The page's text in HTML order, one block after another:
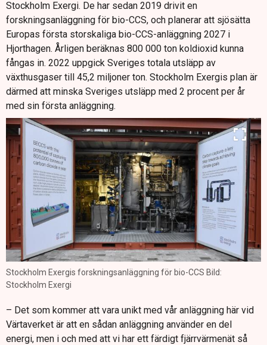
Stockholm Exergi. De har sedan 2019 drivit en
forskningsanläggning för bio-CCS, och planerar att sjösätta
Europas första storskaliga bio-CCS-anläggning 2027 i
Hjorthagen. Årligen beräknas 800 000 ton koldioxid kunna
fångas in. 2022 uppgick Sveriges totala utsläpp av
växthusgaser till 45,2 miljoner ton. Stockholm Exergis plan är
därmed att minska Sveriges utsläpp med 2 procent per år
med sin första anläggning.
Stockholm Exergis forskningsanläggning för bio-CCS Bild:
Stockholm Exergi
– Det som kommer att vara unikt med vår anläggning här vid
Värtaverket är att en sådan anläggning använder en del
energi, men i och med att vi har ett färdigt fjärrvärmenät så